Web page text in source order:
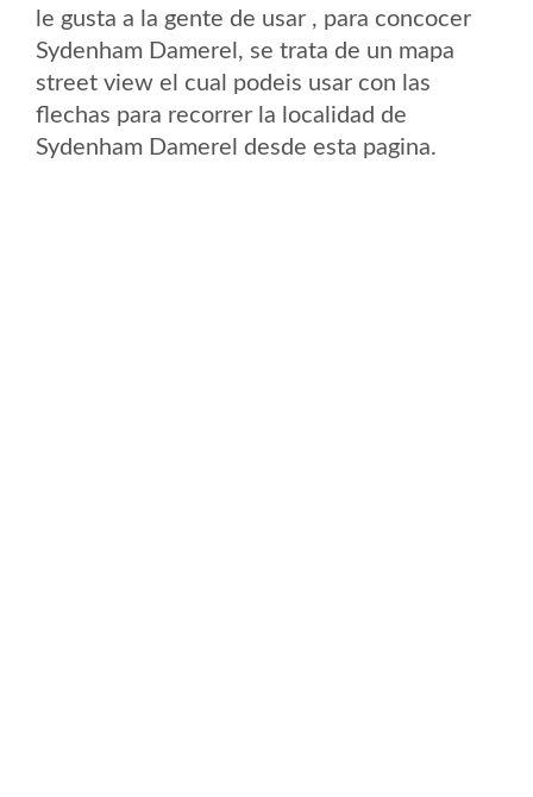
le gusta a la gente de usar , para concocer
Sydenham Damerel, se trata de un mapa
street view el cual podeis usar con las
flechas para recorrer la localidad de
Sydenham Damerel desde esta pagina.